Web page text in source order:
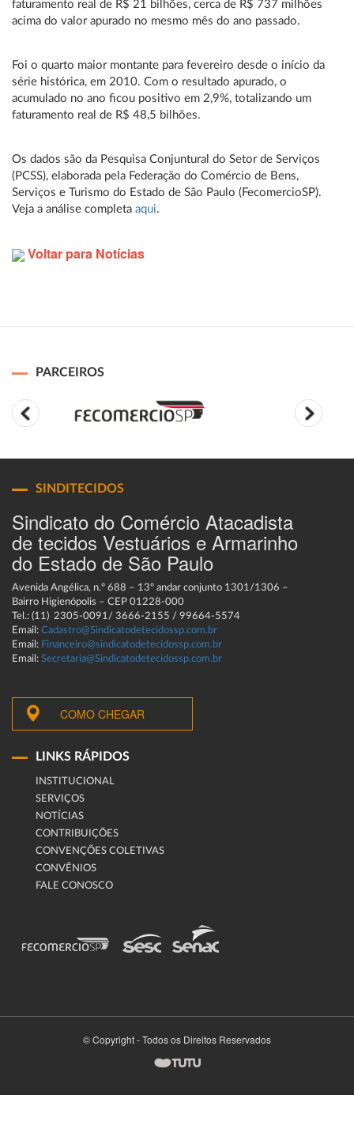
faturamento real de R$ 21 bilhões, cerca de R$ 737 milhões
acima do valor apurado no mesmo mês do ano passado.
Foi o quarto maior montante para fevereiro desde o início da
série histórica, em 2010. Com o resultado apurado, o
acumulado no ano ficou positivo em 2,9%, totalizando um
faturamento real de R$ 48,5 bilhões.
Os dados são da Pesquisa Conjuntural do Setor de Serviços
(PCSS), elaborada pela Federação do Comércio de Bens,
Serviços e Turismo do Estado de São Paulo (FecomercioSP).
Veja a análise completa aqui.
Voltar para Notícias
PARCEIROS
SINDITECIDOS
Sindicato do Comércio Atacadista
de tecidos Vestuários e Armarinho
do Estado de São Paulo
Avenida Angélica, n.º 688 – 13º andar conjunto 1301/1306 –
Bairro Higienópolis – CEP 01228-000
Tel.: (11) 2305-0091/ 3666-2155 / 99664-5574
Email: Cadastro@Sindicatodetecidossp.com.br
Email: Financeiro@sindicatodetecidossp.com.br
Email: Secretaria@Sindicatodetecidossp.com.br
COMO CHEGAR
LINKS RÁPIDOS
INSTITUCIONAL
SERVIÇOS
NOTÍCIAS
CONTRIBUIÇÕES
CONVENÇÕES COLETIVAS
CONVÊNIOS
FALE CONOSCO
© Copyright - Todos os Direitos Reservados